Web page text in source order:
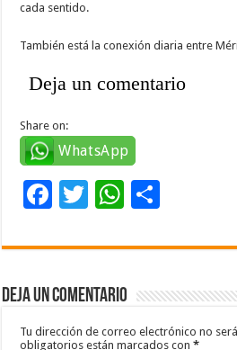
cada sentido.
También está la conexión diaria entre
Deja un comentario
Share on:
WhatsApp
F
e
b
o
o
T
tt
er
W
at
sA
p
p
m
ar
ti
Deja un comentario
Tu dirección de correo electrónico no
obligatorios están marcados con*